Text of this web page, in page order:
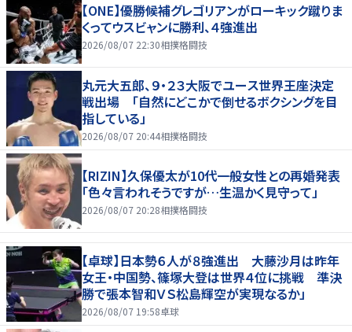
【ONE】優勝候補グレゴリアンがローキック蹴りま
くってウスビャンに勝利、４強進出
2026/08/07 22:30相撲格闘技
丸元大五郎、９・２３大阪でユース世界王座決定
戦出場 「自然にどこかで倒せるボクシングを目
指している」
2026/08/07 20:44相撲格闘技
【RIZIN】久保優太が10代一般女性との再婚発表
「色々言われそうですが…生温かく見守って」
2026/08/07 20:28相撲格闘技
【卓球】日本勢６人が８強進出 大藤沙月は昨年
女王・中国勢、篠塚大登は世界４位に挑戦 準決
勝で張本智和ＶＳ松島輝空が実現なるか」
2026/08/07 19:58卓球